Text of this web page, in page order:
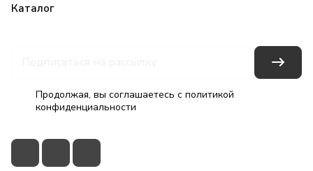
Каталог
Продолжая, вы соглашаетесь с политикой
конфиденциальности